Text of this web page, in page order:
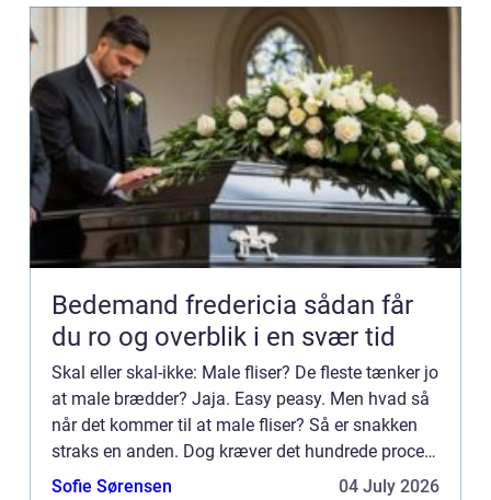
Bedemand fredericia sådan får
du ro og overblik i en svær tid
Skal eller skal-ikke: Male fliser? De fleste tænker jo
at male brædder? Jaja. Easy peasy. Men hvad så
når det kommer til at male fliser? Så er snakken
straks en anden. Dog kræver det hundrede procent
research og koncentration at gå igang med det her
Sofie Sørensen 04 July 2026